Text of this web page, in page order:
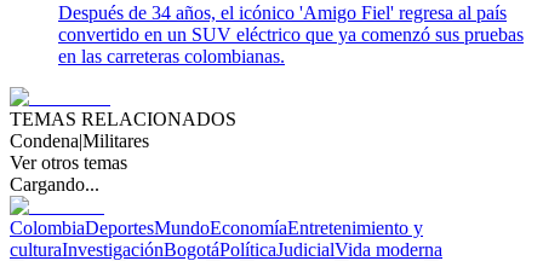
Después de 34 años, el icónico 'Amigo Fiel' regresa al país
convertido en un SUV eléctrico que ya comenzó sus pruebas
en las carreteras colombianas.
TEMAS RELACIONADOS
Condena|Militares
Ver otros temas
Cargando...
ColombiaDeportesMundoEconomíaEntretenimiento y
culturaInvestigaciónBogotáPolíticaJudicialVida moderna